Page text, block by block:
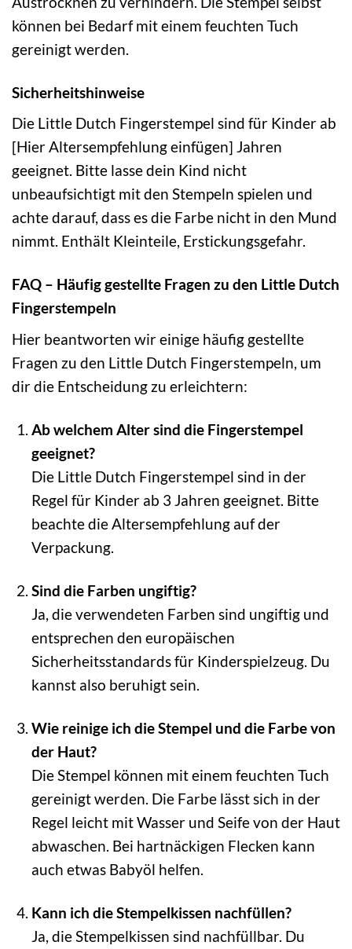
können bei Bedarf mit einem feuchten Tuch
gereinigt werden.
Sicherheitshinweise
Die Little Dutch Fingerstempel sind für Kinder ab
[Hier Altersempfehlung einfügen] Jahren
geeignet. Bitte lasse dein Kind nicht
unbeaufsichtigt mit den Stempeln spielen und
achte darauf, dass es die Farbe nicht in den Mund
nimmt. Enthält Kleinteile, Erstickungsgefahr.
FAQ – Häufig gestellte Fragen zu den Little Dutch
Fingerstempeln
Hier beantworten wir einige häufig gestellte
Fragen zu den Little Dutch Fingerstempeln, um
dir die Entscheidung zu erleichtern:
Ab welchem Alter sind die Fingerstempel
geeignet?
Die Little Dutch Fingerstempel sind in der
Regel für Kinder ab 3 Jahren geeignet. Bitte
beachte die Altersempfehlung auf der
Verpackung.
Sind die Farben ungiftig?
Ja, die verwendeten Farben sind ungiftig und
entsprechen den europäischen
Sicherheitsstandards für Kinderspielzeug. Du
kannst also beruhigt sein.
Wie reinige ich die Stempel und die Farbe von
der Haut?
Die Stempel können mit einem feuchten Tuch
gereinigt werden. Die Farbe lässt sich in der
Regel leicht mit Wasser und Seife von der Haut
abwaschen. Bei hartnäckigen Flecken kann
auch etwas Babyöl helfen.
Kann ich die Stempelkissen nachfüllen?
Ja, die Stempelkissen sind nachfüllbar. Du